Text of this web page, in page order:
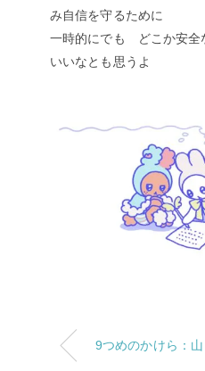
み自信を守るために
一時的にでも どこか安全
いいなとも思うよ
9つめのかけら：